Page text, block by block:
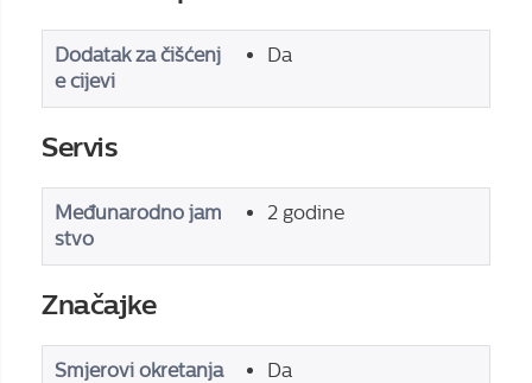
Dodatak za čišćenj
e cijevi
Da
Servis
Međunarodno jam
stvo
2 godine
Značajke
Smjerovi okretanja Da